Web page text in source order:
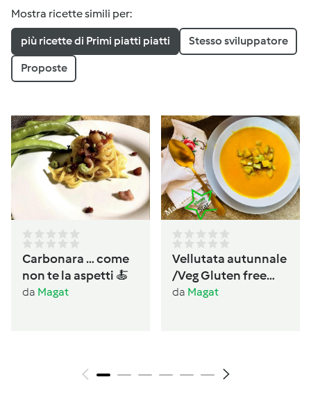
Mostra ricette simili per:
più ricette di Primi piatti piatti Stesso sviluppatore
Proposte
Carbonara … come
non te la aspetti 🍝
da Magat
Vellutata autunnale
/Veg Gluten free
Lactos free
da Magat